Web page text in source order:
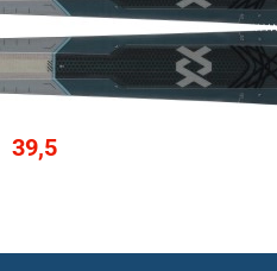
39,5